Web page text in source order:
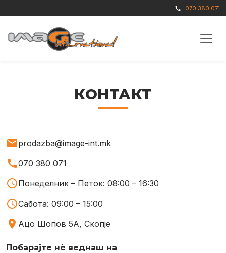
call 070 380 071
КОНТАКТ
mailprodazba@image-int.mk
call070 380 071
scheduleПонеделник – Петок: 08:00 – 16:30
scheduleСабота: 09:00 – 15:00
place Ацо Шопов 5А, Скопје
Побарајте нѐ веднаш на